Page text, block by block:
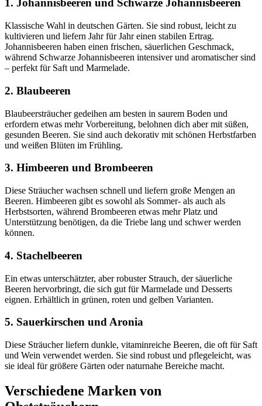
1. Johannisbeeren und Schwarze Johannisbeeren
Klassische Wahl in deutschen Gärten. Sie sind robust, leicht zu
kultivieren und liefern Jahr für Jahr einen stabilen Ertrag.
Johannisbeeren haben einen frischen, säuerlichen Geschmack,
während Schwarze Johannisbeeren intensiver und aromatischer sind
– perfekt für Saft und Marmelade.
2. Blaubeeren
Blaubeersträucher gedeihen am besten in saurem Boden und
erfordern etwas mehr Vorbereitung, belohnen dich aber mit süßen,
gesunden Beeren. Sie sind auch dekorativ mit schönen Herbstfarben
und weißen Blüten im Frühling.
3. Himbeeren und Brombeeren
Diese Sträucher wachsen schnell und liefern große Mengen an
Beeren. Himbeeren gibt es sowohl als Sommer- als auch als
Herbstsorten, während Brombeeren etwas mehr Platz und
Unterstützung benötigen, da die Triebe lang und schwer werden
können.
4. Stachelbeeren
Ein etwas unterschätzter, aber robuster Strauch, der säuerliche
Beeren hervorbringt, die sich gut für Marmelade und Desserts
eignen. Erhältlich in grünen, roten und gelben Varianten.
5. Sauerkirschen und Aronia
Diese Sträucher liefern dunkle, vitaminreiche Beeren, die oft für Saft
und Wein verwendet werden. Sie sind robust und pflegeleicht, was
sie ideal für größere Gärten oder naturnahe Bereiche macht.
Verschiedene Marken von